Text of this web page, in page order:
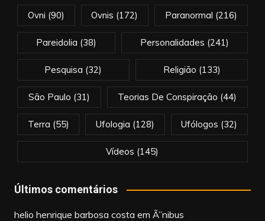
Ovni (90) Ovnis (172) Paranormal (216)
Pareidolia (38) Personalidades (241)
Pesquisa (32) Religião (133)
São Paulo (31) Teorias De Conspiração (44)
Terra (55) Ufologia (128) Ufólogos (32)
Vídeos (145)
Últimos comentários
helio henrique barbosa costa em Ã”nibus